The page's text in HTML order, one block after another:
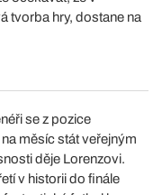
tvorba hry, dostane na
se z pozice
měsíc stát veřejným
děje Lorenzovi.
v historii do finále